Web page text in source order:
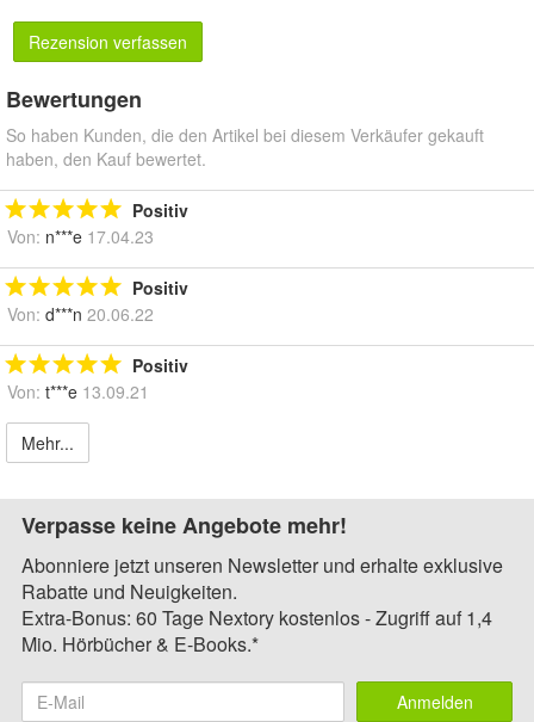
Rezension verfassen
Bewertungen
So haben Kunden, die den Artikel bei diesem Verkäufer gekauft
haben, den Kauf bewertet.
Positiv
Von: n***e 17.04.23
Positiv
Von: d***n 20.06.22
Positiv
Von: t***e 13.09.21
Mehr...
Verpasse keine Angebote mehr!
Abonniere jetzt unseren Newsletter und erhalte exklusive
Rabatte und Neuigkeiten.
Extra-Bonus: 60 Tage Nextory kostenlos - Zugriff auf 1,4
Mio. Hörbücher & E-Books.*
Anmelden